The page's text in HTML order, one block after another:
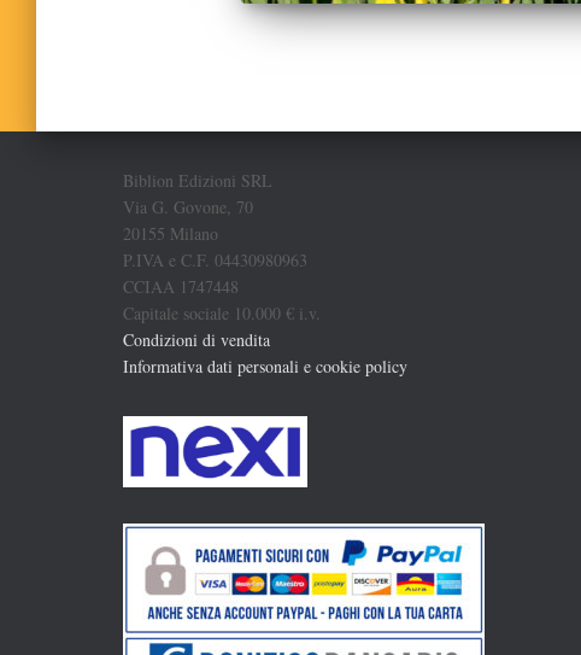
Biblion Edizioni SRL
Via G. Govone, 70
20155 Milano
P.IVA e C.F. 04430980963
CCIAA 1747448
Capitale sociale 10.000 € i.v.
Condizioni di vendita
Informativa dati personali e cookie policy